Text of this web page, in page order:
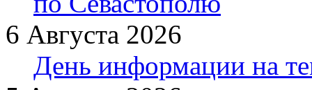
6 Августа 2026
День информации на